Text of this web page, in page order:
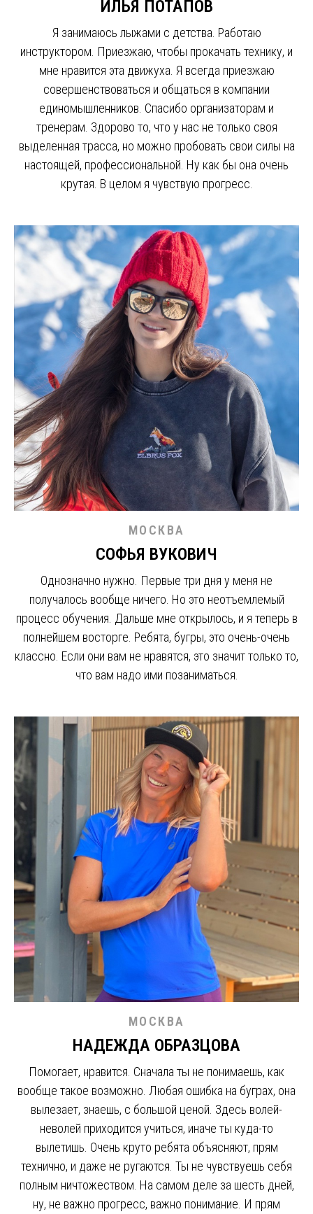
ИЛЬЯ ПОТАПОВ
Я занимаюсь лыжами с детства. Работаю
инструктором. Приезжаю, чтобы прокачать технику, и
мне нравится эта движуха. Я всегда приезжаю
совершенствоваться и общаться в компании
единомышленников. Спасибо организаторам и
тренерам. Здорово то, что у нас не только своя
выделенная трасса, но можно пробовать свои силы на
настоящей, профессиональной. Ну как бы она очень
крутая. В целом я чувствую прогресс.
МОСКВА
СОФЬЯ ВУКОВИЧ
Однозначно нужно. Первые три дня у меня не
получалось вообще ничего. Но это неотъемлемый
процесс обучения. Дальше мне открылось, и я теперь в
полнейшем восторге. Ребята, бугры, это очень-очень
классно. Если они вам не нравятся, это значит только то,
что вам надо ими позаниматься.
МОСКВА
НАДЕЖДА ОБРАЗЦОВА
Помогает, нравится. Сначала ты не понимаешь, как
вообще такое возможно. Любая ошибка на буграх, она
вылезает, знаешь, с большой ценой. Здесь волей-
неволей приходится учиться, иначе ты куда-то
вылетишь. Очень круто ребята объясняют, прям
технично, и даже не ругаются. Ты не чувствуешь себя
полным ничтожеством. На самом деле за шесть дней,
ну, не важно прогресс, важно понимание. И прям